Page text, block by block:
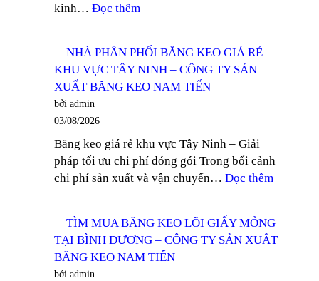
TY
SẢN
XUẤT
BĂNG
TIẾN
kinh… Đọc thêm
BĂNG
KEO
TRONG
TẠI
DĨ
AN
TY
SẢN
XUẤT
NHÀ PHÂN PHỐI BĂNG KEO GIÁ RẺ
KHU VỰC TÂY NINH – CÔNG TY SẢN
XUẤT BĂNG KEO NAM TIẾN
bởi admin
03/08/2026
Băng keo giá rẻ khu vực Tây Ninh – Giải
pháp tối ưu chi phí đóng gói Trong bối cảnh
chi phí sản xuất và vận chuyển… Đọc thêm
PHỐI
BĂNG
TÌM MUA BĂNG KEO LÕI GIẤY MỎNG
TẠI BÌNH DƯƠNG – CÔNG TY SẢN XUẤT
BĂNG KEO NAM TIẾN
bởi admin